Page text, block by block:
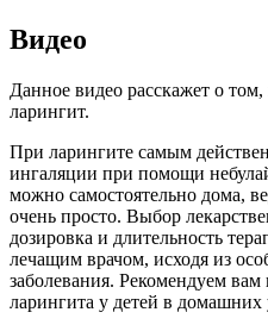
Видео
Данное видео расскажет о
ларингит.
При ларингите самым
ингаляции при помощи
можно самостоятельно дома,
очень просто. Выбор
дозировка и длительность
лечащим врачом, исходя из
заболевания. Рекомендуем вам
ларингита у детей в